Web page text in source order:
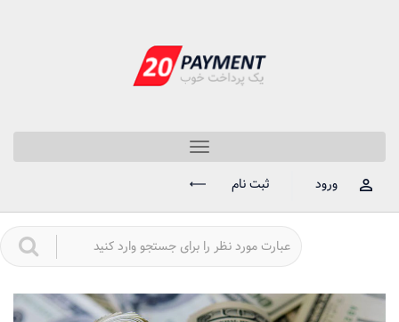
Toggle
navigation
ورود
ثبت نام